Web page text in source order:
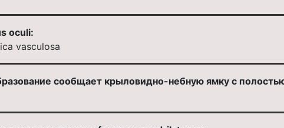
oculi:
vasculosa
сообщает крыловидно-небную ямку с